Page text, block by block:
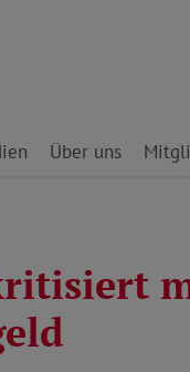
Über uns